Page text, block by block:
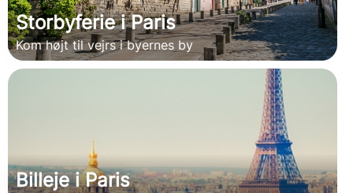
Storbyferie i Paris
Kom højt til vejrs i byernes by
Billeje i Paris